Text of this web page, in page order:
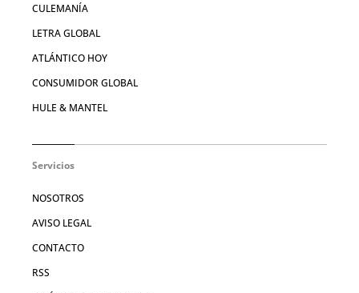
CULEMANÍA
LETRA GLOBAL
ATLÁNTICO HOY
CONSUMIDOR GLOBAL
HULE & MANTEL
Servicios
NOSOTROS
AVISO LEGAL
CONTACTO
RSS